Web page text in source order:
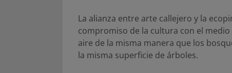
La alianza entre arte callejero y la
compromiso de la cultura con el
aire de la misma manera que los
la misma superficie de árboles.